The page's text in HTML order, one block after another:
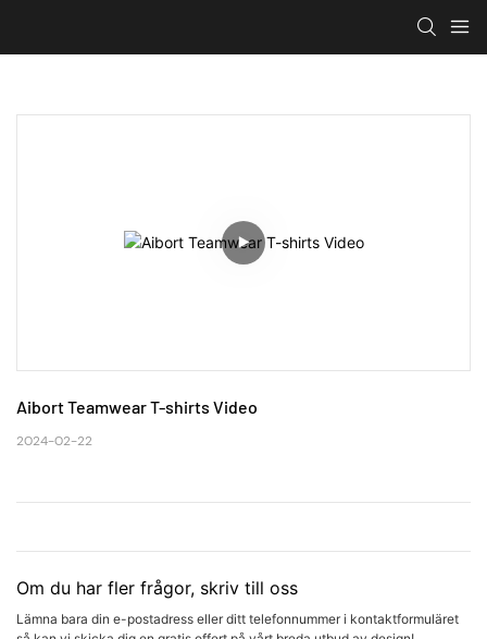
Aibort Teamwear T-shirts Video
2024-02-22
Om du har fler frågor, skriv till oss
Lämna bara din e-postadress eller ditt telefonnummer i kontaktformuläret